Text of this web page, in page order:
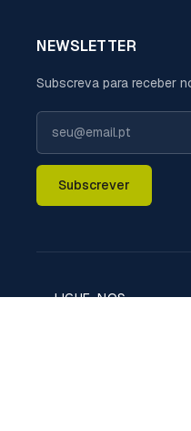
NEWSLETTER
Subscreva para receber
Subscrever
LIGUE-NOS